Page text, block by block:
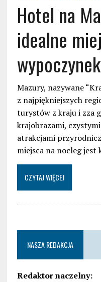
Hotel na
idealne
wypoczynek
Mazury, nazywane
z najpiękniejszych
turystów z kraju i zza
krajobrazami,
atrakcjami
miejsca na nocleg jest
CZYTAJ WIĘCEJ
NASZA REDAKCJA
Redaktor naczelny: